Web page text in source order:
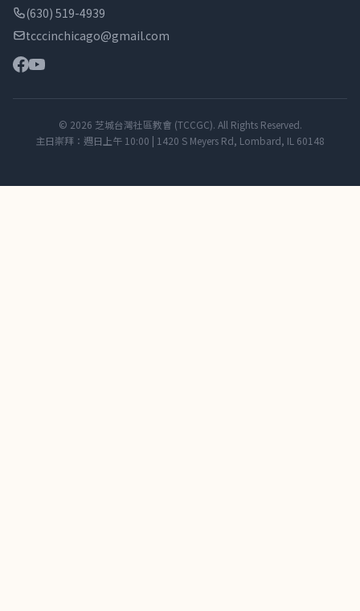
(630) 519-4939
tcccinchicago@gmail.com
© 2026 芝城台灣社區教會 (TCCGC). All Rights Reserved.
主日崇拜：週日上午 10:00 | 1420 S Meyers Rd, Lombard, IL 60148